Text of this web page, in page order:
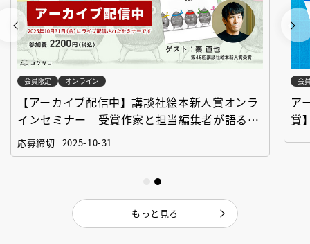
会員限定 オンライン
【アーカイブ配信中】講談社絵本新人賞オンラ
インセミナー 受賞作家と担当編集者が語る
「絵本創作実践講座」
応募締切 2025-10-31
会
ア
賞
もっと見る